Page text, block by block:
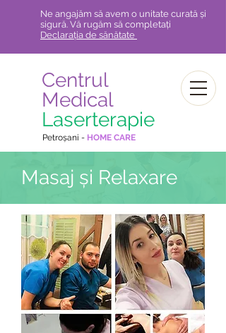
Ne angajăm să avem o unitate curată și
sigură. Vă rugăm să completați
Declarația de sănătate
Centrul
Medical
Laserterapie
Petroșani - HOME CARE
Masaj și Relaxare